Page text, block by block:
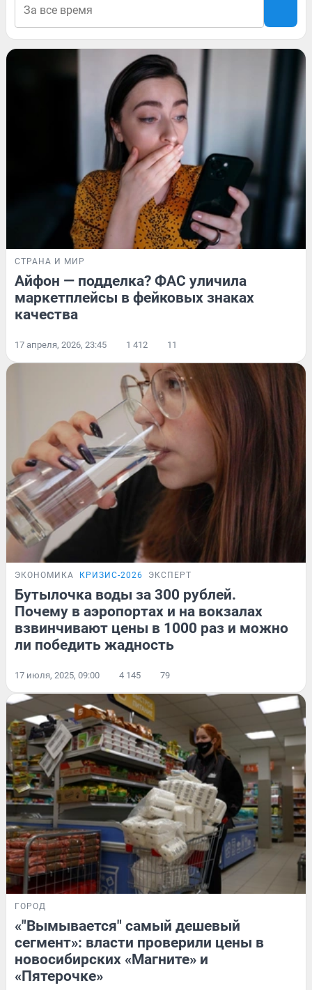
СТРАНА И МИР
Айфон — подделка? ФАС уличила
маркетплейсы в фейковых знаках
качества
17 апреля, 2026, 23:45 1 412 11
ЭКОНОМИКА КРИЗИС-2026 ЭКСПЕРТ
Бутылочка воды за 300 рублей.
Почему в аэропортах и на вокзалах
взвинчивают цены в 1000 раз и можно
ли победить жадность
17 июля, 2025, 09:00 4 145 79
ГОРОД
«"Вымывается" самый дешевый
сегмент»: власти проверили цены в
новосибирских «Магните» и
«Пятерочке»